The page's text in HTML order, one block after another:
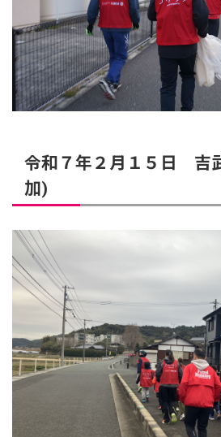
令和７年２月１５日 吉
加)